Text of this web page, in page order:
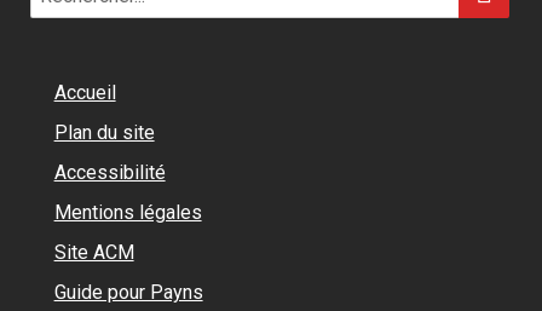
for:
Accueil
Plan du site
Accessibilité
Mentions légales
Site ACM
Guide pour Payns